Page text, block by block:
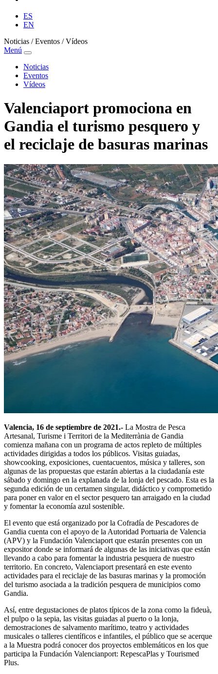
ES
EN
Noticias / Eventos / Vídeos
Menú
Noticias
Eventos
Vídeos
Valenciaport promociona en
Gandia el turismo pesquero y
el reciclaje de basuras marinas
Valencia, 16 de septiembre de 2021.- La Mostra de Pesca
Artesanal, Turisme i Territori de la Mediterrània de Gandia
comienza mañana con un programa de actos repleto de múltiples
actividades dirigidas a todos los públicos. Visitas guiadas,
showcooking, exposiciones, cuentacuentos, música y talleres, son
algunas de las propuestas que estarán abiertas a la ciudadanía este
sábado y domingo en la explanada de la lonja del pescado. Esta es la
segunda edición de un certamen singular, didáctico y comprometido
para poner en valor en el sector pesquero tan arraigado en la ciudad
y fomentar la economía azul sostenible.
El evento que está organizado por la Cofradía de Pescadores de
Gandia cuenta con el apoyo de la Autoridad Portuaria de Valencia
(APV) y la Fundación Valenciaport que estarán presentes con un
expositor donde se informará de algunas de las iniciativas que están
llevando a cabo para fomentar la industria pesquera de nuestro
territorio. En concreto, Valenciaport presentará en este evento
actividades para el reciclaje de las basuras marinas y la promoción
del turismo asociada a la tradición pesquera de municipios como
Gandia.
Así, entre degustaciones de platos típicos de la zona como la fideuà,
el pulpo o la sepia, las visitas guiadas al puerto o la lonja,
demostraciones de salvamento marítimo, teatro y actividades
musicales o talleres científicos e infantiles, el público que se acerque
a la Muestra podrá conocer dos proyectos emblemáticos en los que
participa la Fundación Valencianport: RepescaPlas y Tourismed
Plus.